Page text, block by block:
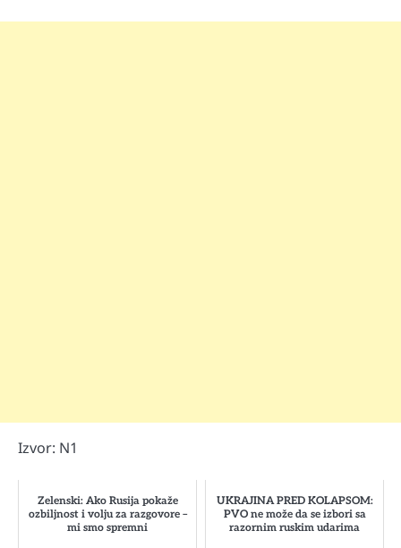
Izvor: N1
Zelenski: Ako Rusija pokaže
ozbiljnost i volju za razgovore –
mi smo spremni
UKRAJINA PRED KOLAPSOM:
PVO ne može da se izbori sa
razornim ruskim udarima